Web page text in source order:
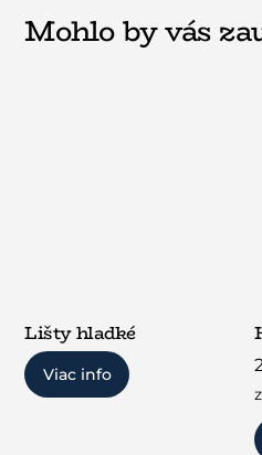
Mohlo by vás
Lišty hladké
Viac info